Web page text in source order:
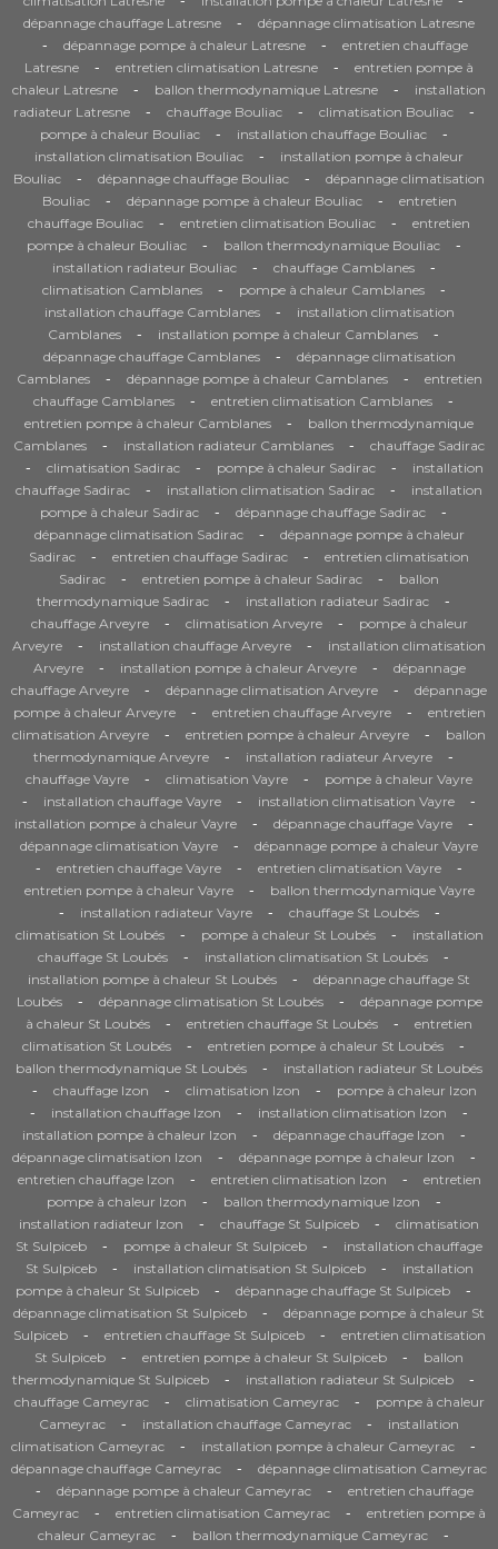
dépannage chauffage Latresne - dépannage climatisation Latresne
- dépannage pompe à chaleur Latresne -
entretien chauffage
Latresne
- entretien climatisation Latresne -
entretien pompe à
chaleur Latresne
- ballon thermodynamique Latresne -
installation
radiateur Latresne
- chauffage Bouliac - climatisation Bouliac -
pompe à chaleur Bouliac - installation chauffage Bouliac -
installation climatisation Bouliac -
installation pompe à chaleur
Bouliac
- dépannage chauffage Bouliac -
dépannage climatisation
Bouliac
- dépannage pompe à chaleur Bouliac -
entretien
chauffage Bouliac
- entretien climatisation Bouliac -
entretien
pompe à chaleur Bouliac
- ballon thermodynamique Bouliac -
installation radiateur Bouliac - chauffage Camblanes -
climatisation Camblanes - pompe à chaleur Camblanes -
installation chauffage Camblanes -
installation climatisation
Camblanes
- installation pompe à chaleur Camblanes -
dépannage chauffage Camblanes -
dépannage climatisation
Camblanes
- dépannage pompe à chaleur Camblanes -
entretien
chauffage Camblanes
- entretien climatisation Camblanes -
entretien pompe à chaleur Camblanes -
ballon thermodynamique
Camblanes
- installation radiateur Camblanes - chauffage Sadirac
- climatisation Sadirac - pompe à chaleur Sadirac -
installation
chauffage Sadirac
- installation climatisation Sadirac -
installation
pompe à chaleur Sadirac
- dépannage chauffage Sadirac -
dépannage climatisation Sadirac -
dépannage pompe à chaleur
Sadirac
- entretien chauffage Sadirac -
entretien climatisation
Sadirac
- entretien pompe à chaleur Sadirac -
ballon
thermodynamique Sadirac
- installation radiateur Sadirac -
chauffage Arveyre - climatisation Arveyre -
pompe à chaleur
Arveyre
- installation chauffage Arveyre -
installation climatisation
Arveyre
- installation pompe à chaleur Arveyre -
dépannage
chauffage Arveyre
- dépannage climatisation Arveyre -
dépannage
pompe à chaleur Arveyre
- entretien chauffage Arveyre -
entretien
climatisation Arveyre
- entretien pompe à chaleur Arveyre -
ballon
thermodynamique Arveyre
- installation radiateur Arveyre -
chauffage Vayre - climatisation Vayre - pompe à chaleur Vayre
- installation chauffage Vayre - installation climatisation Vayre -
installation pompe à chaleur Vayre - dépannage chauffage Vayre -
dépannage climatisation Vayre - dépannage pompe à chaleur Vayre
- entretien chauffage Vayre - entretien climatisation Vayre -
entretien pompe à chaleur Vayre - ballon thermodynamique Vayre
- installation radiateur Vayre - chauffage St Loubés -
climatisation St Loubés - pompe à chaleur St Loubés -
installation
chauffage St Loubés
- installation climatisation St Loubés -
installation pompe à chaleur St Loubés -
dépannage chauffage St
Loubés
- dépannage climatisation St Loubés -
dépannage pompe
à chaleur St Loubés
- entretien chauffage St Loubés -
entretien
climatisation St Loubés
- entretien pompe à chaleur St Loubés -
ballon thermodynamique St Loubés - installation radiateur St Loubés
- chauffage Izon - climatisation Izon - pompe à chaleur Izon
- installation chauffage Izon - installation climatisation Izon -
installation pompe à chaleur Izon - dépannage chauffage Izon -
dépannage climatisation Izon - dépannage pompe à chaleur Izon -
entretien chauffage Izon - entretien climatisation Izon -
entretien
pompe à chaleur Izon
- ballon thermodynamique Izon -
installation radiateur Izon - chauffage St Sulpiceb -
climatisation
St Sulpiceb
- pompe à chaleur St Sulpiceb -
installation chauffage
St Sulpiceb
- installation climatisation St Sulpiceb -
installation
pompe à chaleur St Sulpiceb
- dépannage chauffage St Sulpiceb -
dépannage climatisation St Sulpiceb -
dépannage pompe à chaleur St
Sulpiceb
- entretien chauffage St Sulpiceb -
entretien climatisation
St Sulpiceb
- entretien pompe à chaleur St Sulpiceb -
ballon
thermodynamique St Sulpiceb
- installation radiateur St Sulpiceb -
chauffage Cameyrac - climatisation Cameyrac -
pompe à chaleur
Cameyrac
- installation chauffage Cameyrac -
installation
climatisation Cameyrac
- installation pompe à chaleur Cameyrac -
dépannage chauffage Cameyrac - dépannage climatisation Cameyrac
- dépannage pompe à chaleur Cameyrac -
entretien chauffage
Cameyrac
- entretien climatisation Cameyrac -
entretien pompe à
chaleur Cameyrac
- ballon thermodynamique Cameyrac -